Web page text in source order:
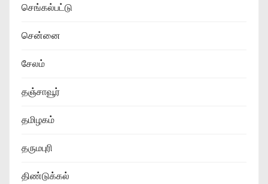
செங்கல்பட்டு
சென்னை
சேலம்
தஞ்சாவூர்
தமிழகம்
தருமபுரி
திண்டுக்கல்